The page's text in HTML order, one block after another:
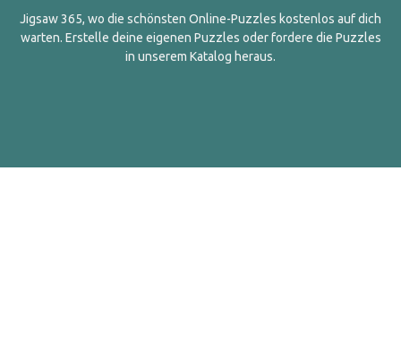
Jigsaw 365, wo die schönsten Online-Puzzles kostenlos auf dich
warten. Erstelle deine eigenen Puzzles oder fordere die Puzzles
in unserem Katalog heraus.